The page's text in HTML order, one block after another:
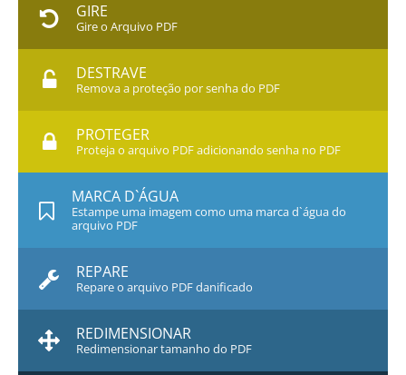
GIRE
Gire o Arquivo PDF
DESTRAVE
Remova a proteção por senha do PDF
PROTEGER
Proteja o arquivo PDF adicionando senha no PDF
MARCA D`ÁGUA
Estampe uma imagem como uma marca d`água do
arquivo PDF
REPARE
Repare o arquivo PDF danificado
REDIMENSIONAR
Redimensionar tamanho do PDF